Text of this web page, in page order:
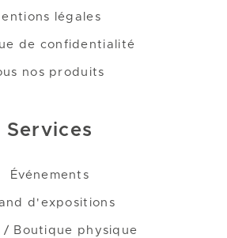
légales
de confidentialité
nos produits
Services
Événements
d'expositions
/ Boutique physique